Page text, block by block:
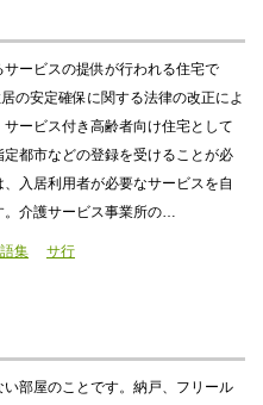
ービスの提供が行われる住宅で
の安定確保に関する法律の改正によ
ービス付き高齢者向け住宅として
都市などの登録を受けることが必
入居利用者が必要なサービスを自
。介護サービス事業所の…
集 サ行
部屋のことです。納戸、フリール